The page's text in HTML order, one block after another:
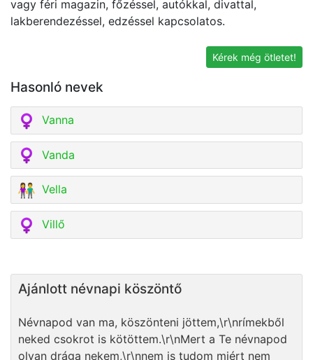
vagy féri magazin, főzéssel, autókkal, divattal,
lakberendezéssel, edzéssel kapcsolatos.
Kérek még ötletet!
Hasonló nevek
Vanna
Vanda
Vella
Villő
Ajánlott névnapi köszöntő
Névnapod van ma, köszönteni jöttem,\r\nrímekből
neked csokrot is kötöttem.\r\nMert a Te névnapod
olyan drága nekem,\r\nnem is tudom miért nem